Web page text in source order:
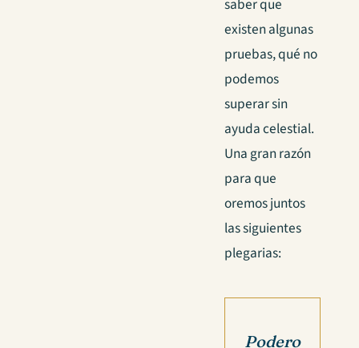
saber que
existen algunas
pruebas, qué no
podemos
superar sin
ayuda celestial.
Una gran razón
para que
oremos juntos
las siguientes
plegarias:
Podero